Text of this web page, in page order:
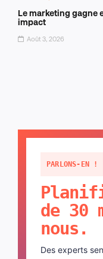
Le marketing gagne
impact
Août 3, 2026
PARLONS-EN !
de 30
nous.
Des experts